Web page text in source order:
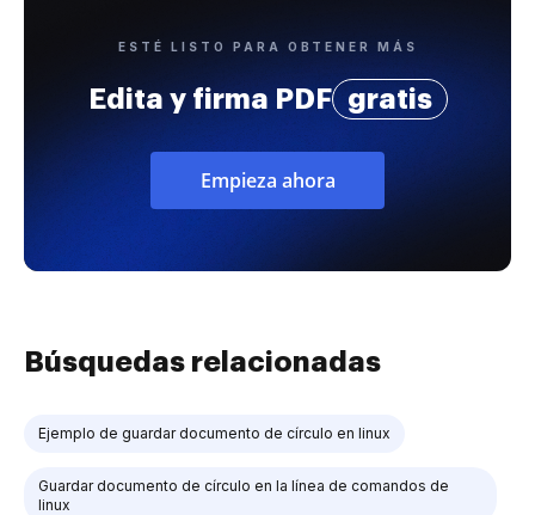
ESTÉ LISTO PARA OBTENER MÁS
Edita y firma PDF gratis
Empieza ahora
Búsquedas relacionadas
Ejemplo de guardar documento de círculo en linux
Guardar documento de círculo en la línea de comandos de
linux